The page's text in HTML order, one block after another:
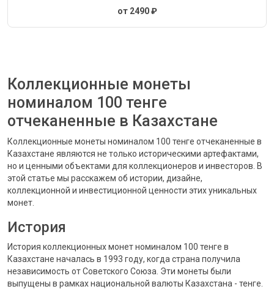
от 2490 ₽
Коллекционные монеты
номиналом 100 тенге
отчеканенные в Казахстане
Коллекционные монеты номиналом 100 тенге отчеканенные в
Казахстане являются не только историческими артефактами,
но и ценными объектами для коллекционеров и инвесторов. В
этой статье мы расскажем об истории, дизайне,
коллекционной и инвестиционной ценности этих уникальных
монет.
История
История коллекционных монет номиналом 100 тенге в
Казахстане началась в 1993 году, когда страна получила
независимость от Советского Союза. Эти монеты были
выпущены в рамках национальной валюты Казахстана - тенге.